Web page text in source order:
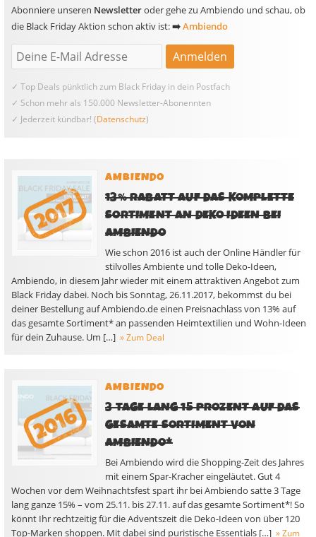
Abonniere unseren Newsletteroder gehe zu Ambiendo und schau, ob
die Black Friday Aktion schon aktiv ist:➡️Ambiendo
✓ Top Deals pünktlich zum Black Friday in dein Postfach
✓ Schon mehr als 150.000 Newsletter-Abonennten
✓ Jederzeit kündbar! (Datenschutz)
AMBIENDO
13% RABATT AUF DAS KOMPLETTE
SORTIMENT AN DEKO IDEEN BEI
AMBIENDO
Wie schon 2016 ist auch der Online Händler für
stilvolles Ambiente und tolle Deko-Ideen,
Ambiendo, in diesem Jahr wieder mit einem attraktiven Angebot zum
Black Friday dabei. Noch bis Sonntag, 26.11.2017, bekommst du bei
deiner Bestellung auf Ambiendo.de einen Preisnachlass von 13% auf
das gesamte Sortiment* an passenden Heimtextilien und Wohn-Ideen
für dein Zuhause. Um […] » Zum Deal
AMBIENDO
3 TAGE LANG 15 PROZENT AUF DAS
GESAMTE SORTIMENT VON
AMBIENDO*
Bei Ambiendo wird die Shopping-Zeit des Jahres
mit einem Spar-Kracher eingeläutet. Gut 4
Wochen vor dem Weihnachtsfest spart ihr bei Ambiendo satte 3 Tage
lang ganze 15% – vom 25.11. bis 27.11. auf das gesamte Sortiment*! So
könnt Ihr rechtzeitig für die Adventszeit die Deko-Ideen von über 120
Top-Marken shoppen. Mit dabei sind puristische Essentials […] » Zum